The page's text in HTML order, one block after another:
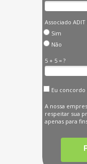
Associado ADIT
Sim
Não
5 + 5 = ?
Eu concordo
A nossa
respeitar sua
apenas para